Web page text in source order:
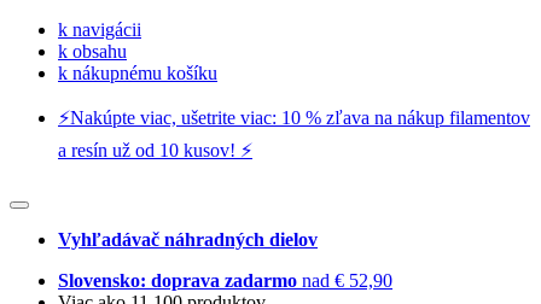
k navigácii
k obsahu
k nákupnému košíku
⚡️Nakúpte viac, ušetrite viac: 10 % zľava na nákup filamentov
a resín už od 10 kusov! ⚡️
Vyhľadávač náhradných dielov
Slovensko: doprava zadarmo nad € 52,90